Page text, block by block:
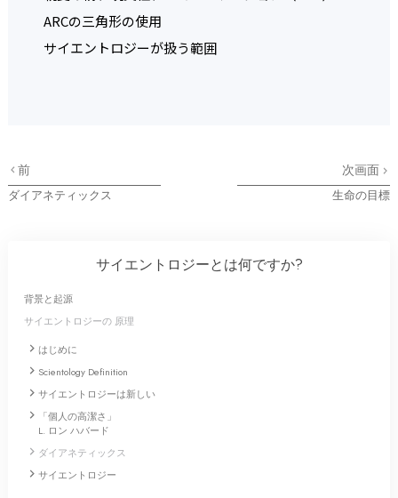
ARCの三角形の使用
サイエントロジーが扱う範囲
前
ダイアネティックス
次画面
生命の目標
サイエントロジーとは何ですか?
背景と起源
サイエントロジーの 原理
はじめに
Scientology Definition
サイエントロジーは新しい
「個人の高潔さ」
L. ロン ハバード
ダイアネティックス
サイエントロジー